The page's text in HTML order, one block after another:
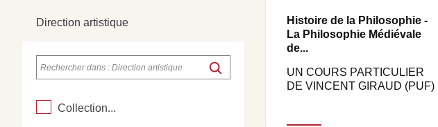
Direction artistique
Collection...
Histoire de la Philosophie -
La Philosophie Médiévale
de...
UN COURS PARTICULIER
DE VINCENT GIRAUD (PUF)